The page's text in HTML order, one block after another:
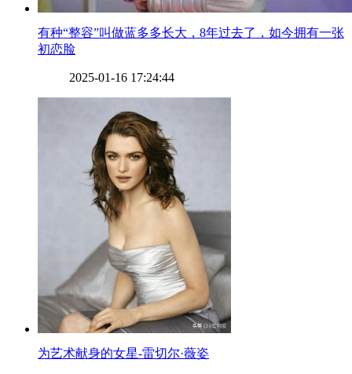
​有种“整容”叫做蓝多多长大，8年过去了，如今拥有一张
初恋脸
2025-01-16 17:24:44
​为艺术献身的女星-雷切尔·薇姿